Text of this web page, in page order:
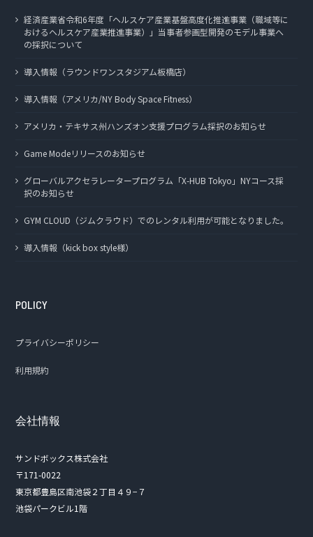
経済産業省令和6年度「ヘルスケア産業基盤高度化推進事業（職域等に
おけるヘルスケア産業推進事業）」当事者参画型開発のモデル事業へ
の採択について
導入情報（ラウンドワンスタジアム板橋店）
導入情報（アメリカ/NY Body Space Fitness）
アメリカ・テキサス州ハンズオン支援プログラム採択のお知らせ
Game Modeリリースのお知らせ
グローバルアクセラレータープログラム「X-HUB Tokyo」NYコース採
択のお知らせ
GYM CLOUD（ジムクラウド）でのレンタル利用が可能となりました。
導入情報（kick box style様）
POLICY
プライバシーポリシー
利用規約
会社情報
サンドボックス株式会社
〒171-0022
東京都豊島区南池袋２丁目４９−７
池袋パークビル1階